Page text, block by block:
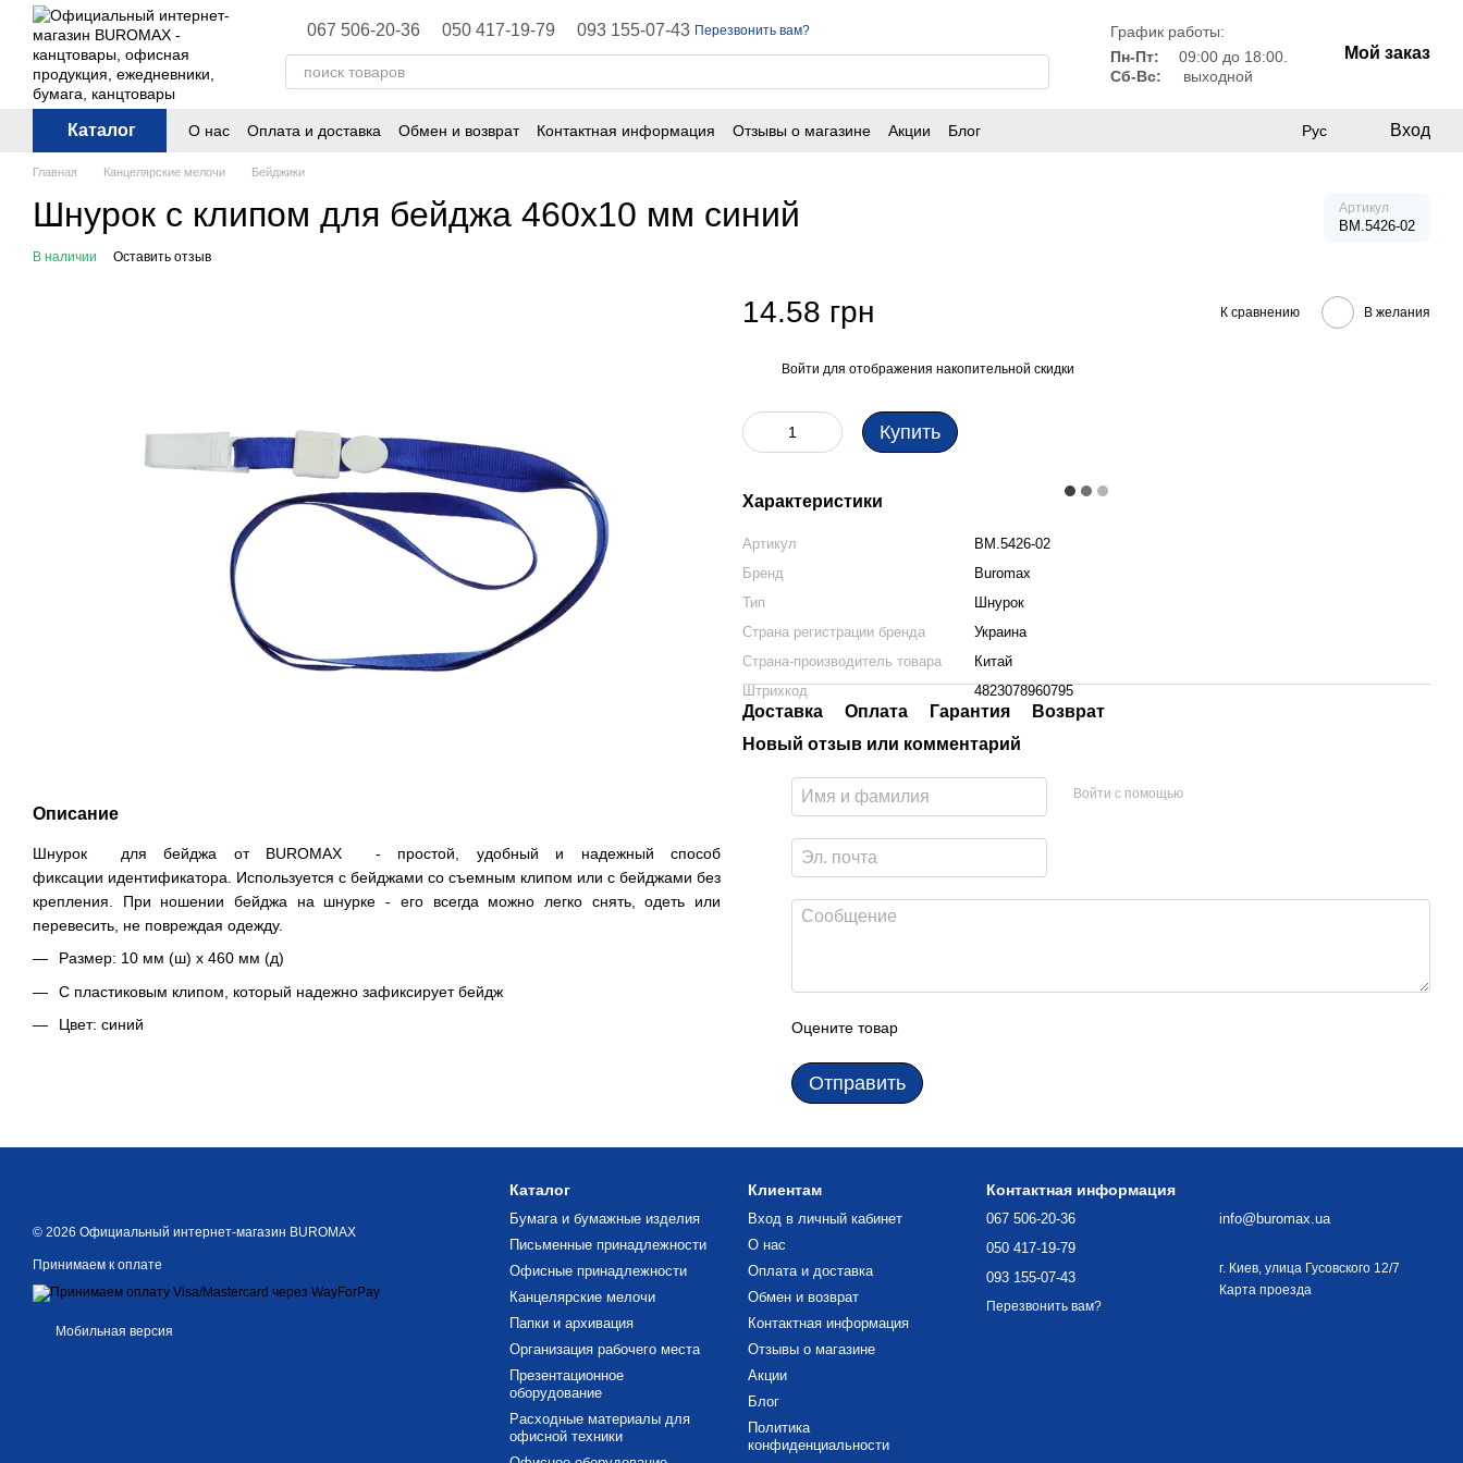
Перейти к основному контенту
067 506-20-36 050 417-19-79 093 155-07-43 Перезвонить вам?
График работы:
Пн-Пт:
09:00 до 18:00.
Сб-Вс:
выходной
Мой заказ
Каталог О нас Оплата и доставка Обмен и возврат Контактная информация Отзывы о магазине Акции
Блог
Рус Вход
Главная Канцелярские мелочи Бейджики
Шнурок с клипом для бейджа 460х10 мм синий Артикул
BM.5426-02
В наличии Оставить отзыв
Описание
Шнурок для бейджа от BUROMAX - простой, удобный и надежный способ
фиксации идентификатора. Используется с бейджами со съемным клипом или с бейджами без
крепления. При ношении бейджа на шнурке - его всегда можно легко снять, одеть или
перевесить, не повреждая одежду.
Размер: 10 мм (ш) х 460 мм (д)
С пластиковым клипом, который надежно зафиксирует бейдж
Цвет: синий
14.58 грн К сравнению В желания
Войти для отображения накопительной скидки
Купить
Характеристики
Артикул
BM.5426-02
Бренд
Buromax
Тип
Шнурок
Страна регистрации бренда
Украина
Страна-производитель товара
Китай
Штрихкод
4823078960795
Доставка Оплата Гарантия
Возврат
Новый отзыв или комментарий
Войти с помощью
Оцените товар
Отправить
© 2026 Официальный интернет-магазин BUROMAX
Принимаем к оплате
Мобильная версия
Каталог
Бумага и бумажные изделия
Письменные принадлежности
Офисные принадлежности
Канцелярские мелочи
Папки и архивация
Организация рабочего места
Презентационное
оборудование
Расходные материалы для
офисной техники
Клиентам
Вход в личный кабинет
О нас
Оплата и доставка
Обмен и возврат
Контактная информация
Отзывы о магазине
Акции
Блог
Политика
конфиденциальности
Контактная информация
067 506-20-36
050 417-19-79
093 155-07-43
Перезвонить вам?
info@buromax.ua
г. Киев, улица Гусовского 12/7
Карта проезда